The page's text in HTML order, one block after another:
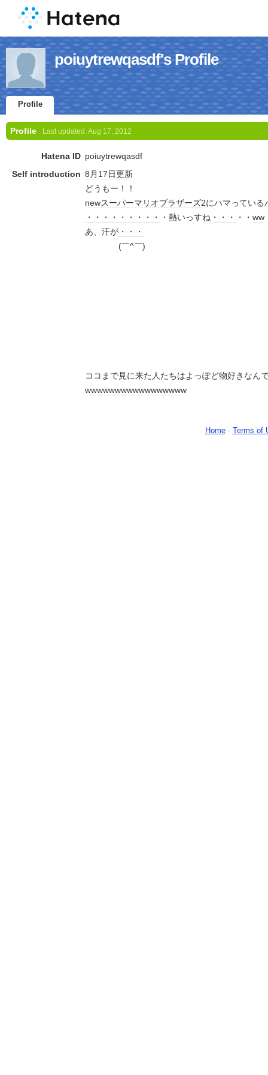
poiuytrewqasdf's Profile
Profile
Profile Last updated:Aug 17, 2012
Hatena ID poiuytrewqasdf
Self introduction 8月17日更新
どうもー！！
newスーパーマリオブラザーズ2にハマっている
・・・
・・・ ・・・ ・熱いっすね ・・・ ・・ ww
あ、汗が ・・・
(￣^￣)ゞ
ココまで見に来た人たちはよっぽど物好きなん
wwwwwwwwwwwwwwwww
Home- Terms of